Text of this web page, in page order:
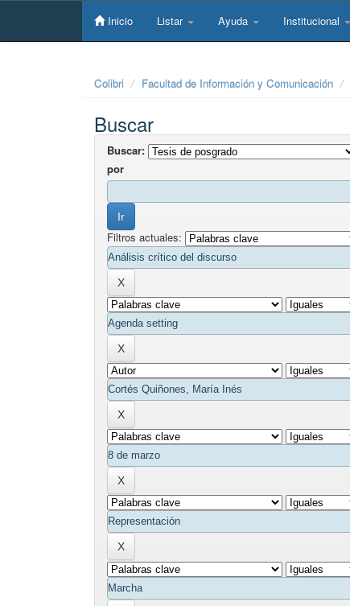
Skip
Inicio Listar Ayuda Institucional
Colibri Facultad de Información y Comunicación
Buscar
Buscar:
por
Filtros actuales: